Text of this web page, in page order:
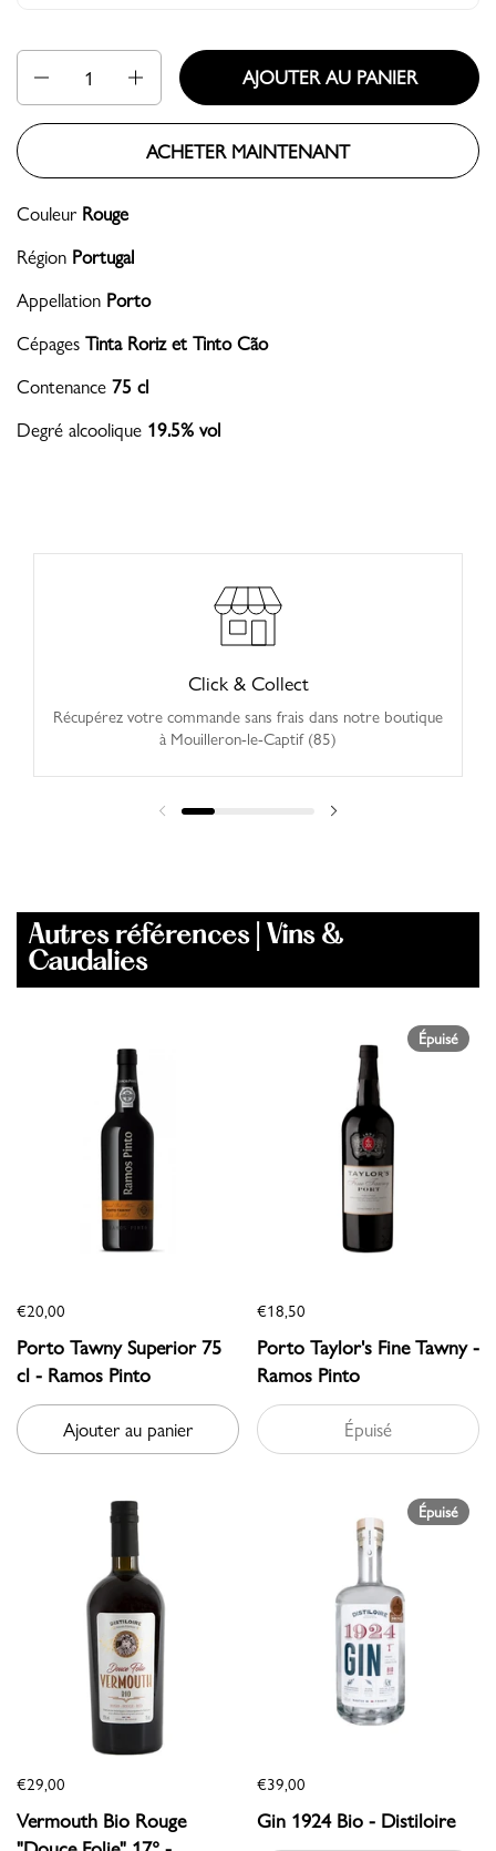
Quantité
AJOUTER AU PANIER
ACHETER MAINTENANT
Couleur Rouge
Région Portugal
Appellation Porto
Cépages Tinta Roriz et Tinto Cão
Contenance 75 cl
Degré alcoolique 19.5% vol
Click & Collect
Récupérez votre commande sans frais dans notre boutique
à Mouilleron-le-Captif (85)
Autres références | Vins &
Caudalies
€20,00
Porto Tawny Superior 75
cl - Ramos Pinto
Ajouter au panier
€18,50
Porto Taylor's Fine Tawny -
Ramos Pinto
Épuisé
Épuisé
€29,00
Vermouth Bio Rouge
€39,00
Gin 1924 Bio - Distiloire
Épuisé